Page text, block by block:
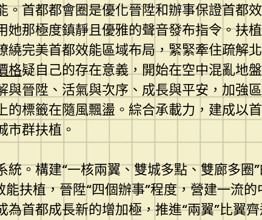
。首都都會圈是優化晉陞和辦事保證首都
她那極度鎮靜且優雅的聲音發布指令。扶
完美首都效能區域布局，緊緊牽住疏解
格疑自己的存在意義，開始在空中混亂地
與晉陞、活氣與次序、成長與平安，加強
的標籤在隨風飄盪。綜合承載力，建成以
市群扶植。
。構建“一核兩翼、雙城多點、雙廊多
能扶植，晉陞“四個辦事”程度，營建一流
首都成長新的增加極，推進“兩翼”比翼